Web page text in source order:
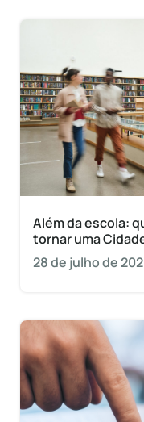
Além da escola:
tornar uma
28 de julho de